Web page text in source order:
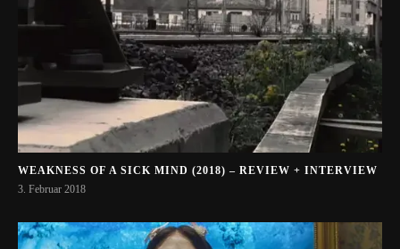
WEAKNESS OF A SICK MIND (2018) – REVIEW + INTERVIEW
3. Februar 2018